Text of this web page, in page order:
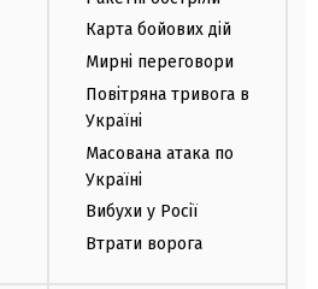
Карта бойових дій
Мирні переговори
Повітряна тривога в
Україні
Масована атака по
Україні
Вибухи у Росії
Втрати ворога